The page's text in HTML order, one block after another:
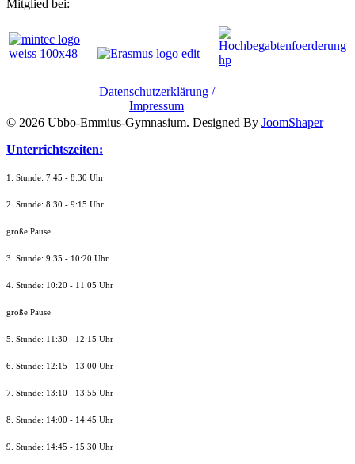
Mitglied bei:
Datenschutzerklärung /
Impressum
© 2026 Ubbo-Emmius-Gymnasium. Designed By JoomShaper
Unterrichtszeiten:
1. Stunde: 7:45 - 8:30 Uhr
2. Stunde: 8:30 - 9:15 Uhr
große Pause
3. Stunde: 9:35 - 10:20 Uhr
4. Stunde: 10:20 - 11:05 Uhr
große Pause
5. Stunde: 11:30 - 12:15 Uhr
6. Stunde: 12:15 - 13:00 Uhr
7. Stunde: 13:10 - 13:55 Uhr
8. Stunde: 14:00 - 14:45 Uhr
9. Stunde: 14:45 - 15:30 Uhr